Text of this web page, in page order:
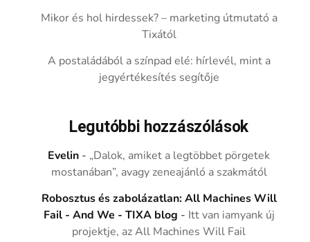
Mikor és hol hirdessek? – marketing útmutató a
Tixától
A postaládából a színpad elé: hírlevél, mint a
jegyértékesítés segítője
Legutóbbi hozzászólások
Evelin - „Dalok, amiket a legtöbbet pörgetek
mostanában”, avagy zeneajánló a szakmától
Robosztus és zabolázatlan: All Machines Will
Fail - And We - TIXA blog - Itt van iamyank új
projektje, az All Machines Will Fail